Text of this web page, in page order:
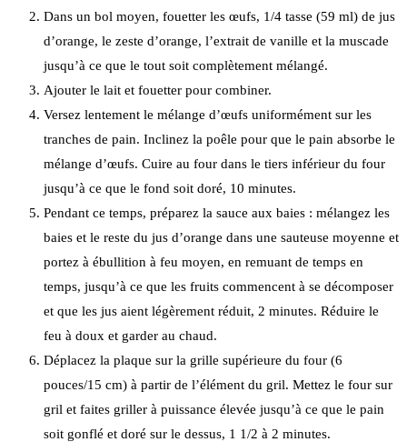
Dans un bol moyen, fouetter les œufs, 1/4 tasse (59 ml) de jus
d’orange, le zeste d’orange, l’extrait de vanille et la muscade
jusqu’à ce que le tout soit complètement mélangé.
Ajouter le lait et fouetter pour combiner.
Versez lentement le mélange d’œufs uniformément sur les
tranches de pain. Inclinez la poêle pour que le pain absorbe le
mélange d’œufs. Cuire au four dans le tiers inférieur du four
jusqu’à ce que le fond soit doré, 10 minutes.
Pendant ce temps, préparez la sauce aux baies : mélangez les
baies et le reste du jus d’orange dans une sauteuse moyenne et
portez à ébullition à feu moyen, en remuant de temps en
temps, jusqu’à ce que les fruits commencent à se décomposer
et que les jus aient légèrement réduit, 2 minutes. Réduire le
feu à doux et garder au chaud.
Déplacez la plaque sur la grille supérieure du four (6
pouces/15 cm) à partir de l’élément du gril. Mettez le four sur
gril et faites griller à puissance élevée jusqu’à ce que le pain
soit gonflé et doré sur le dessus, 1 1/2 à 2 minutes.